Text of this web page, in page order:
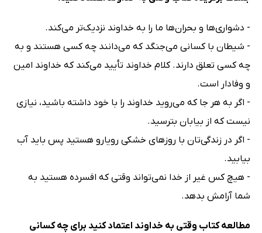
- دشواری‌ها و بحران‌ها ما را به خداوند نزدیک‌تر می‌کند.
- شیطان با کسانی می‌جنگد که می‌دانند چه کسی هستند و به
چه کسی تعلق دارند. کلام خداوند تأیید می‌کند که خداوند امین
و وفادار است.
- اگر به هر جا که می‌روید خداوند را با خود داشته باشید، نیازی
نیست که از بیابان بترسید.
- اگر در زندگی‌تان با روزهای خشکی رویارو هستید پس باید آب
بیابید.
- هیچ کس غیر از خدا نمی‌تواند وقتی که افسرده هستید به
شما آرامش بدهد.
مطالعه کتاب وقتی به خداوند اعتماد کنید برای چه کسانی